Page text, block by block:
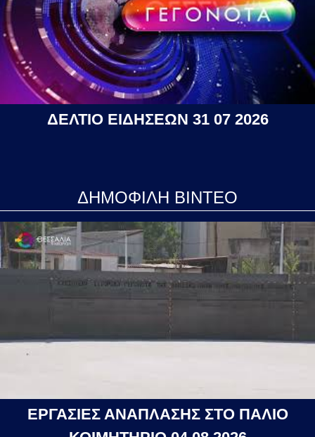
ΔΕΛΤΙΟ ΕΙΔΗΣΕΩΝ 31 07 2026
ΔΗΜΟΦΙΛΗ ΒΙΝΤΕΟ
ΕΡΓΑΣΙΕΣ ΑΝΑΠΛΑΣΗΣ ΣΤΟ ΠΑΛΙΟ